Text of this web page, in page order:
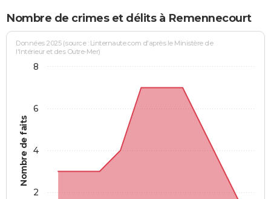
Bricolage
Lifestyle
Culture
Sport
Auto
Television
Voyage
Cinema
Nombre de crimes et délits à Remennecourt
Nombre de faits
Données 2025 (source : Linternaute.com d'après le Ministère de
l'Intérieur et des Outre-Mer)
2
4
6
8